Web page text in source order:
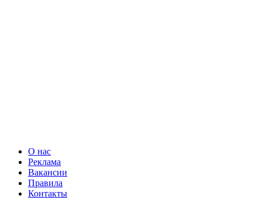
О нас
Реклама
Вакансии
Правила
Контакты